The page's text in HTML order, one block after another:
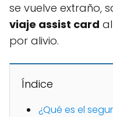
se vuelve extraño,
viaje assist card
por alivio.
Índice
¿Qué es el